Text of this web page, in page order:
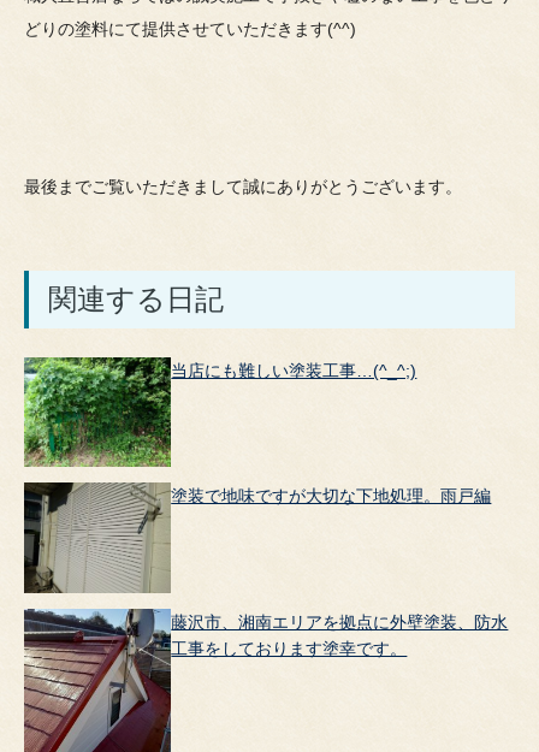
どりの塗料にて提供させていただきます(^^)
最後までご覧いただきまして誠にありがとうございます。
関連する日記
当店にも難しい塗装工事…(^_^;)
塗装で地味ですが大切な下地処理。雨戸編
藤沢市、湘南エリアを拠点に外壁塗装、防水
工事をしております塗幸です。